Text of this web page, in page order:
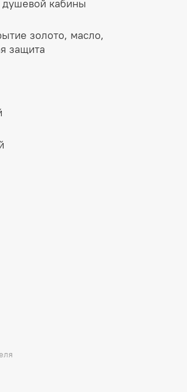
кабины
золото, масло,
защита